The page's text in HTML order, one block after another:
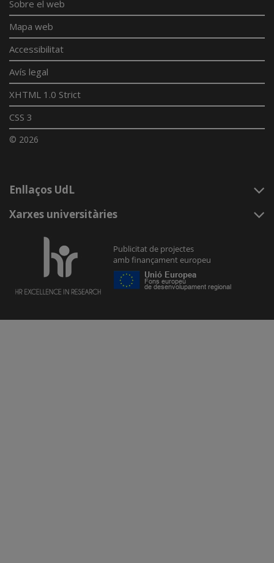
Sobre el web
Mapa web
Accessibilitat
Avís legal
XHTML 1.0 Strict
CSS 3
© 2026
Enllaços UdL
Xarxes universitàries